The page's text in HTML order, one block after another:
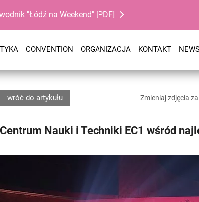
"Łódź na Weekend" [PDF]
CONVENTION ORGANIZACJA KONTAKT
wróć do artykułu Zmieniaj zdjęcia
Centrum Nauki i Techniki EC1 wśród